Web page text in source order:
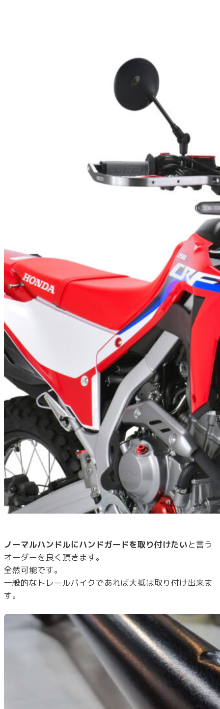
ノーマルハンドルにハンドガードを取り付けたいと言う
オーダーを良く頂きます。
全然可能です。
一般的なトレールバイクであれば大抵は取り付け出来ま
す。